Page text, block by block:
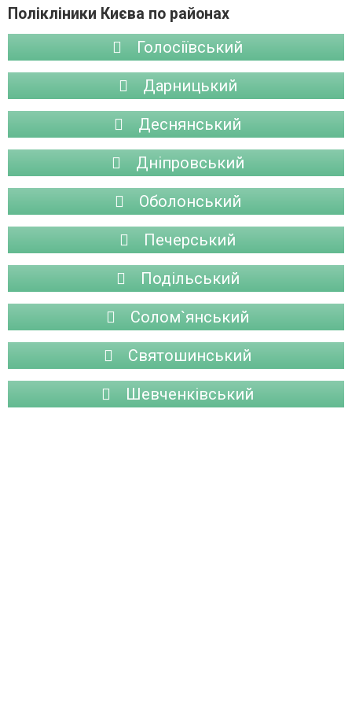
Полікліники Києва по районах
Голосіївський
Дарницький
Деснянський
Дніпровський
Оболонський
Печерський
Подільський
Солом`янський
Святошинський
Шевченківський